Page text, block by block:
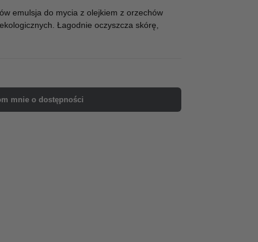
emulsja do mycia z olejkiem z orzechów
Łagodnie oczyszcza skórę,
mnie o dostępności